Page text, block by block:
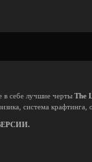
в себе лучшие черты The
система